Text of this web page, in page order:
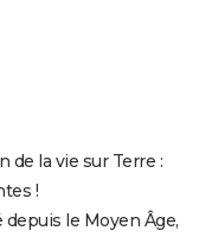
de la vie sur Terre :
!
le Moyen Âge,